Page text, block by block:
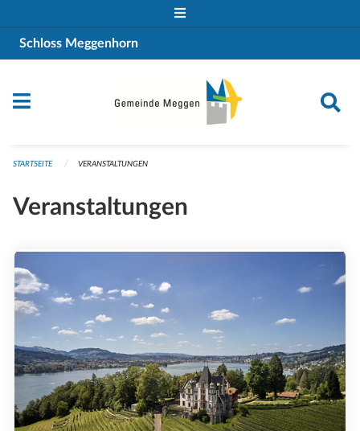
Schloss Meggenhorn
STARTSEITE VERANSTALTUNGEN
Veranstaltungen